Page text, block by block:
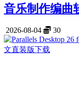
音乐制作编曲
2026-08-04 30